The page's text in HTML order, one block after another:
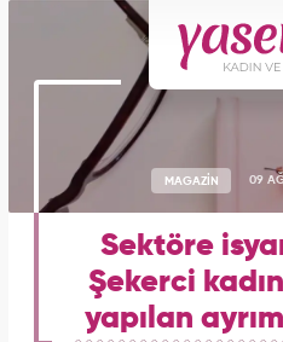
MAGAZİN 09
Sektöre
Şekerci
yapılan